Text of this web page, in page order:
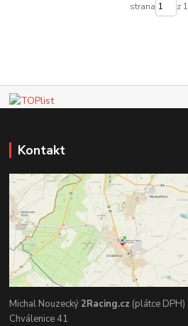
strana z 1
Kontakt
Michal Nouzecký2Racing.cz (plátce DPH)
Chválenice 41